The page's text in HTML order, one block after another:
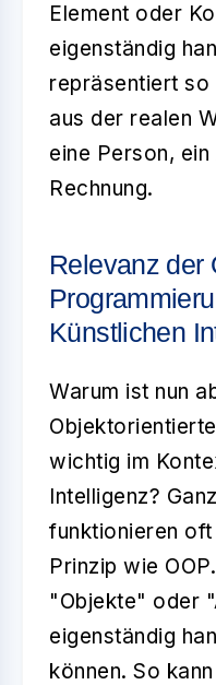
Element oder
eigenständig
repräsentiert so
aus der realen
eine Person,
Rechnung.
Relevanz der
Künstlichen
Warum ist nun
wichtig im
Intelligenz?
funktionieren oft
Prinzip wie
"Objekte" oder
eigenständig
können. So